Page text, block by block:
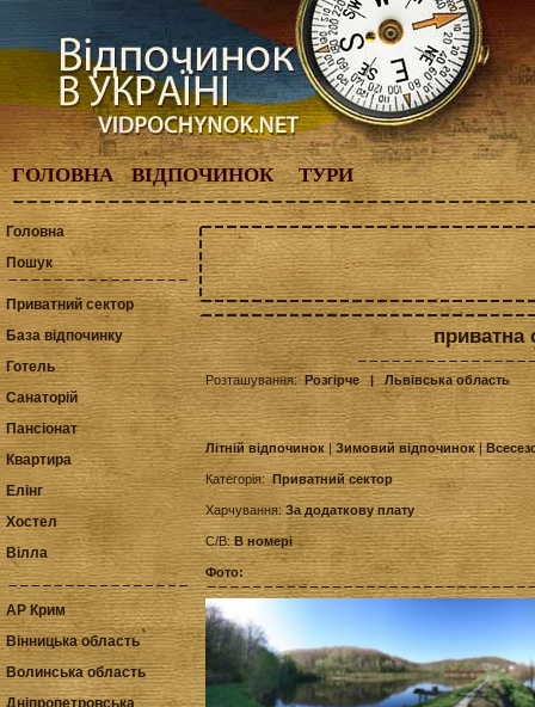
ГОЛОВНА ВІДПОЧИНОК ТУРИ
Головна
Пошук
Приватний сектор
База відпочинку
Готель
Санаторій
Пансіонат
Квартира
Елінг
Хостел
Вілла
АР Крим
Вінницька область
Волинська область
Дніпропетровська
приватна
Розташування:Розгірче | Львівська область
Літній відпочинок | Зимовий відпочинок|
Категорія:Приватний сектор
Харчування: За додаткову плату
С/В:В номері
Фото: